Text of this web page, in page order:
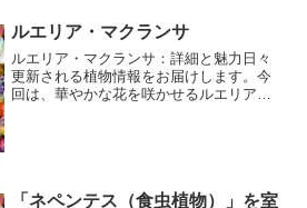
ルエリア・マクランサ
ルエリア・マクランサ：詳細と魅力日々
更新される植物情報をお届けします。今
回は、華やかな花を咲かせるルエリア・
「ネペンテス（食虫植物）」を室